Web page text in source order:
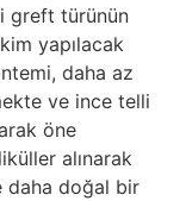
greft türünün
yapılacak
daha az
ve ince telli
öne
alınarak
daha doğal bir